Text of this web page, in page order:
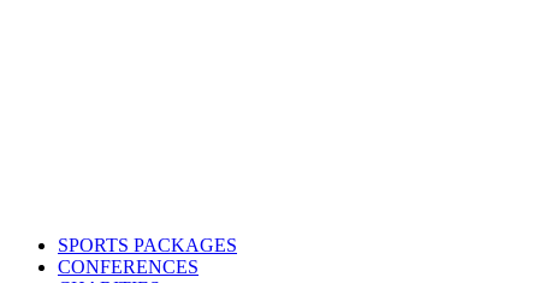
SPORTS PACKAGES
CONFERENCES